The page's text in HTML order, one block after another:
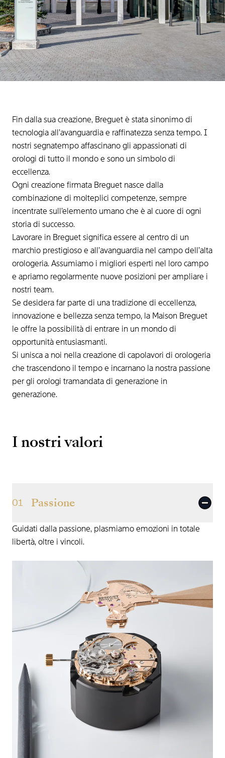
Fin dalla sua creazione, Breguet è stata sinonimo di
tecnologia all’avanguardia e raffinatezza senza tempo. I
nostri segnatempo affascinano gli appassionati di
orologi di tutto il mondo e sono un simbolo di
eccellenza.
Ogni creazione firmata Breguet nasce dalla
combinazione di molteplici competenze, sempre
incentrate sull’elemento umano che è al cuore di ogni
storia di successo.
Lavorare in Breguet significa essere al centro di un
marchio prestigioso e all’avanguardia nel campo dell’alta
orologeria. Assumiamo i migliori esperti nel loro campo
e apriamo regolarmente nuove posizioni per ampliare i
nostri team.
Se desidera far parte di una tradizione di eccellenza,
innovazione e bellezza senza tempo, la Maison Breguet
le offre la possibilità di entrare in un mondo di
opportunità entusiasmanti.
Si unisca a noi nella creazione di capolavori di orologeria
che trascendono il tempo e incarnano la nostra passione
per gli orologi tramandata di generazione in
generazione.
I nostri valori
01 Passione
Guidati dalla passione, plasmiamo emozioni in totale
libertà, oltre i vincoli.